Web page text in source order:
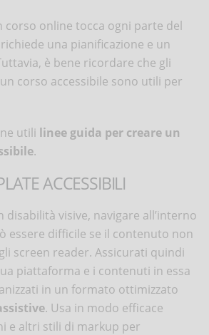
corso online tocca ogni parte del
una pianificazione e un
è bene ricordare che gli
corso accessibile sono utili per
utili linee guida per creare un
.
ACCESSIBILI
disabilità visive, navigare all’interno
essere difficile se il contenuto non
screen reader. Assicurati quindi
piattaforma e i contenuti in essa
in un formato ottimizzato
. Usa in modo efficace
e altri stili di markup per